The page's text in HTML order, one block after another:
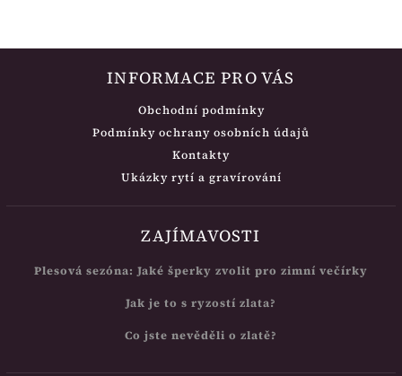
INFORMACE PRO VÁS
Obchodní podmínky
Podmínky ochrany osobních údajů
Kontakty
Ukázky rytí a gravírování
ZAJÍMAVOSTI
Plesová sezóna: Jaké šperky zvolit pro zimní večírky
Jak je to s ryzostí zlata?
Co jste nevěděli o zlatě?